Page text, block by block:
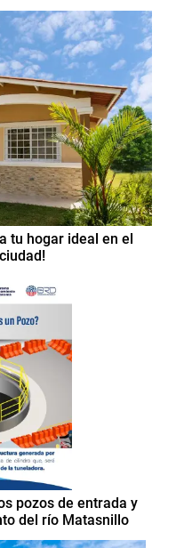
tu hogar ideal en el
pozos de entrada y
del río Matasnillo